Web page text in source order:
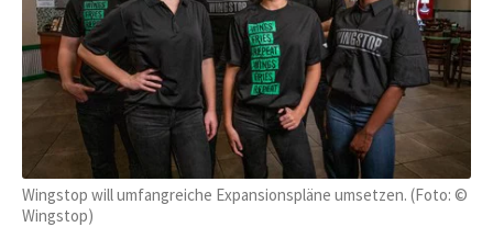
Wingstop will umfangreiche Expansionspläne umsetzen. (Foto: ©
Wingstop)